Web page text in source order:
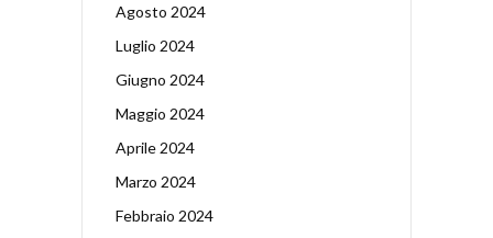
Agosto 2024
Luglio 2024
Giugno 2024
Maggio 2024
Aprile 2024
Marzo 2024
Febbraio 2024